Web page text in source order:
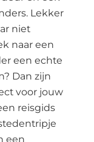
Lekker
niet
naar een
een echte
Dan zijn
voor jouw
reisgids
een